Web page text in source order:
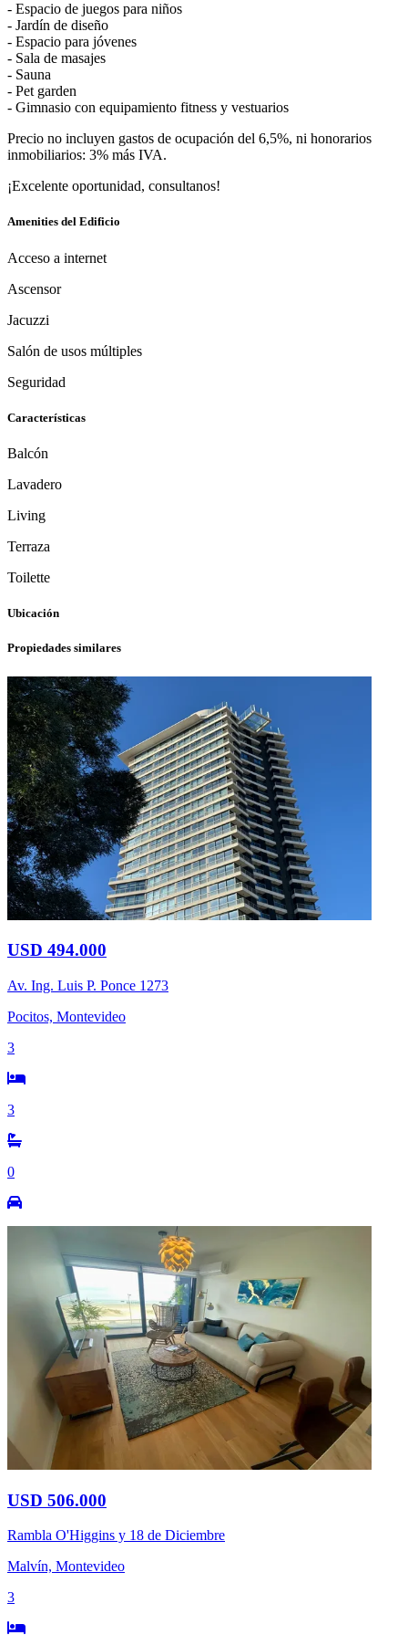
- Espacio de juegos para niños
- Jardín de diseño
- Espacio para jóvenes
- Sala de masajes
- Sauna
- Pet garden
- Gimnasio con equipamiento fitness y vestuarios
Precio no incluyen gastos de ocupación del 6,5%, ni honorarios
inmobiliarios: 3% más IVA.
¡Excelente oportunidad, consultanos!
Amenities del Edificio
Acceso a internet
Ascensor
Jacuzzi
Salón de usos múltiples
Seguridad
Características
Balcón
Lavadero
Living
Terraza
Toilette
Ubicación
Propiedades similares
USD 494.000
Av. Ing. Luis P. Ponce 1273
Pocitos, Montevideo
3
3
0
USD 506.000
Rambla O'Higgins y 18 de Diciembre
Malvín, Montevideo
3